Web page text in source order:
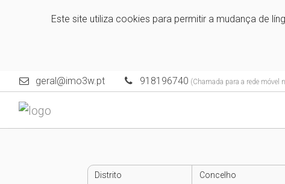
Este site utiliza cookies para permitir a mudança de
geral@imo3w.pt 918196740 (Chamada para a rede móvel
Distrito Concelho